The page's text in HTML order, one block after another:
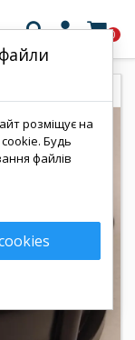
 0
розміщує на
Будь
файлів